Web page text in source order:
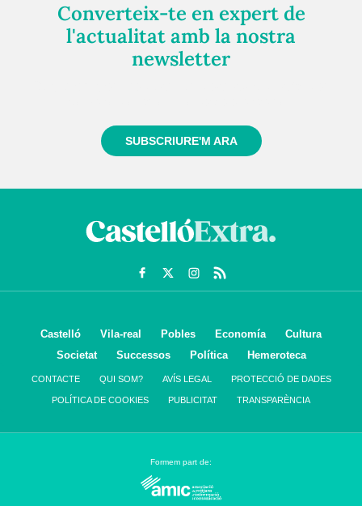
Converteix-te en expert de
l'actualitat amb la nostra
newsletter
SUBSCRIURE'M ARA
Castelló Vila-real Pobles Economía
Cultura
Societat
Successos Política Hemeroteca
CONTACTE QUI SOM? AVÍS LEGAL PROTECCIÓ DE DADES
POLÍTICA DE COOKIES PUBLICITAT TRANSPARÈNCIA
Formem part de: